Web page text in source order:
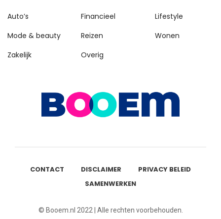
Auto’s Financieel
Lifestyle
Mode & beauty
Reizen
Wonen
Zakelijk
Overig
CONTACT DISCLAIMER
PRIVACY BELEID
SAMENWERKEN
© Booem.nl 2022 | Alle rechten voorbehouden.